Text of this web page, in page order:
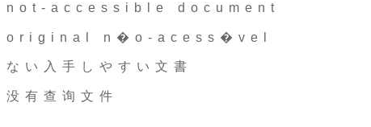
not-accessible document
original n�o-acess�vel
ない入手しやすい文書
没有查询文件